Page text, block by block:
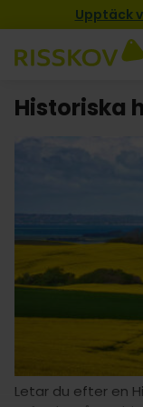
Upptäck
Historiska
Letar du efter en